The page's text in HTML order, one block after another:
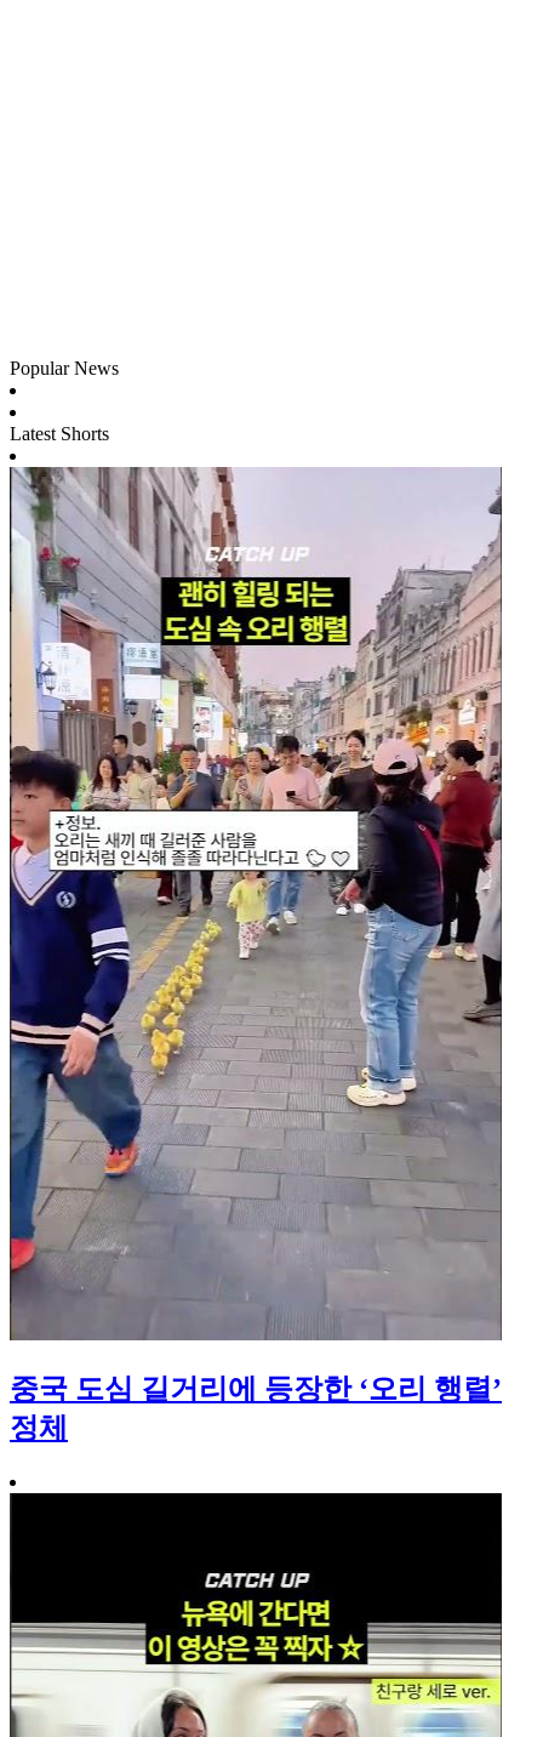
Popular News
Latest Shorts
중국 도심 길거리에 등장한 ‘오리 행렬’
정체